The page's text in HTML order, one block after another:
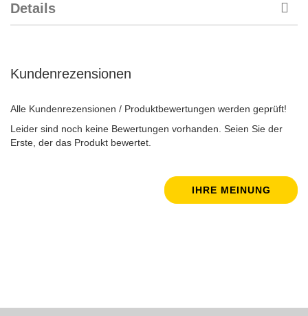
Details
Kundenrezensionen
Alle Kundenrezensionen / Produktbewertungen werden geprüft!
Leider sind noch keine Bewertungen vorhanden. Seien Sie der
Erste, der das Produkt bewertet.
IHRE MEINUNG